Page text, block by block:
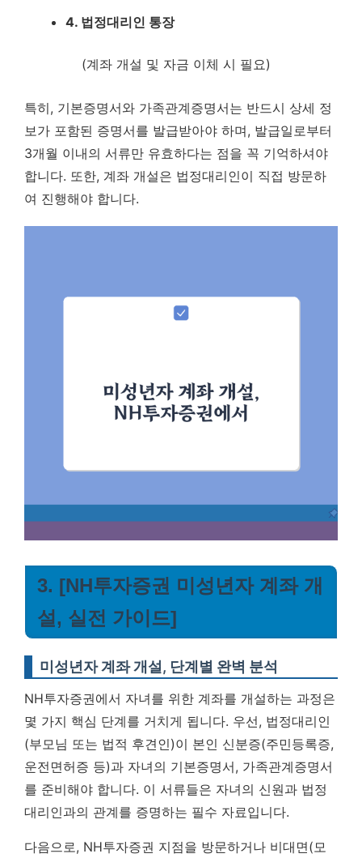
4. 법정대리인 통장
(계좌 개설 및 자금 이체 시 필요)
특히, 기본증명서와 가족관계증명서는 반드시 상세 정
보가 포함된 증명서를 발급받아야 하며, 발급일로부터
3개월 이내의 서류만 유효하다는 점을 꼭 기억하셔야
합니다. 또한, 계좌 개설은 법정대리인이 직접 방문하
여 진행해야 합니다.
3. [NH투자증권 미성년자 계좌 개
설, 실전 가이드]
미성년자 계좌 개설, 단계별 완벽 분석
NH투자증권에서 자녀를 위한 계좌를 개설하는 과정은
몇 가지 핵심 단계를 거치게 됩니다. 우선, 법정대리인
(부모님 또는 법적 후견인)이 본인 신분증(주민등록증,
운전면허증 등)과 자녀의 기본증명서, 가족관계증명서
를 준비해야 합니다. 이 서류들은 자녀의 신원과 법정
대리인과의 관계를 증명하는 필수 자료입니다.
다음으로, NH투자증권 지점을 방문하거나 비대면(모